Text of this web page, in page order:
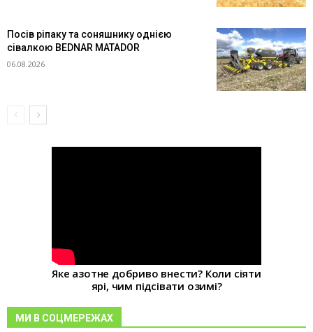
Посів ріпаку та соняшнику однією
сівалкою BEDNAR MATADOR
06.08.2026
Яке азотне добриво внести? Коли сіяти
ярі, чим підсівати озимі?
МИ В СОЦМЕРЕЖАХ